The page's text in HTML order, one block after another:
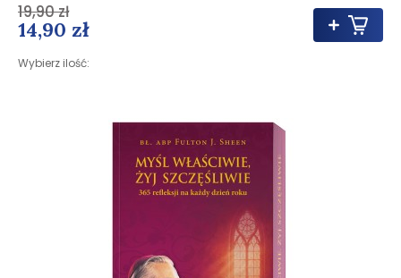
14,90 zł
Wybierz ilość:
19,90 zł